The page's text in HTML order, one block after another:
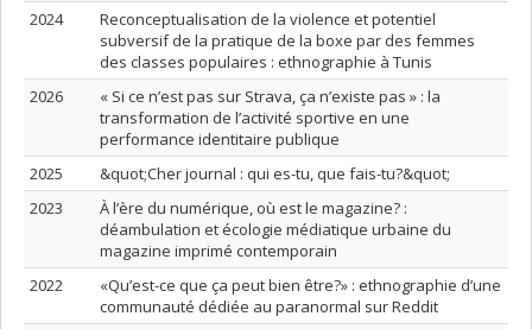
2024
Reconceptualisation de la violence et potentiel
subversif de la pratique de la boxe par des femmes
des classes populaires : ethnographie à Tunis
2026
« Si ce n’est pas sur Strava, ça n’existe pas » : la
transformation de l’activité sportive en une
performance identitaire publique
2025
&quot;Cher journal : qui es-tu, que fais-tu?&quot;
2023
À l’ère du numérique, où est le magazine? :
déambulation et écologie médiatique urbaine du
magazine imprimé contemporain
2022
«Qu’est-ce que ça peut bien être?» : ethnographie d’une
communauté dédiée au paranormal sur Reddit